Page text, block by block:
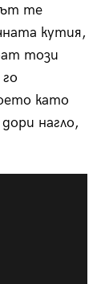
те
кутия,
този
като
нагло,